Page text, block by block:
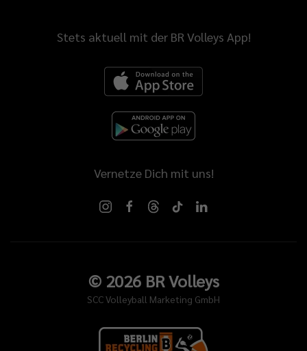
Stets aktuell mit der BR Volleys App!
Vernetze Dich mit uns!
© 2026BR Volleys
SCC Volleyball Marketing GmbH